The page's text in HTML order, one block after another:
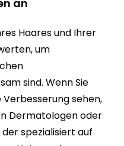
an
Haares und Ihrer
um
sind. Wenn Sie
sehen,
Dermatologen oder
spezialisiert auf